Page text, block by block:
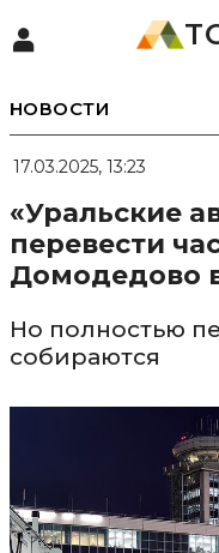
НОВОСТИ
17.03.2025, 13:23
«Уральские
перевести
Домодедово
Но полностью
собираются